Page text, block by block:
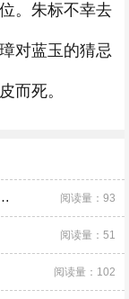
。朱标不幸去
对蓝玉的猜忌
而死。
，萧俛是心怀愧疚还是居功自傲 阅读量：93
阅读量：51
阅读量：102